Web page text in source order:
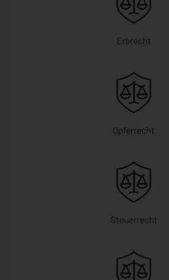
Erbrecht
Opferrecht
Steuerrecht